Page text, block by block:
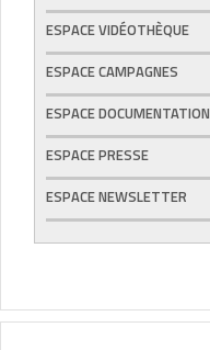
ESPACE VIDÉOTHÈQUE
ESPACE CAMPAGNES
ESPACE DOCUMENTATION
ESPACE PRESSE
ESPACE NEWSLETTER